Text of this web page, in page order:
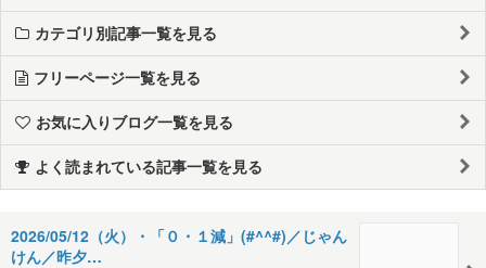
カテゴリ別記事一覧を見る
フリーページ一覧を見る
お気に入りブログ一覧を見る
よく読まれている記事一覧を見る
2026/05/12（火）・「０・１減」(#^^#)／じゃん
けん／昨夕…